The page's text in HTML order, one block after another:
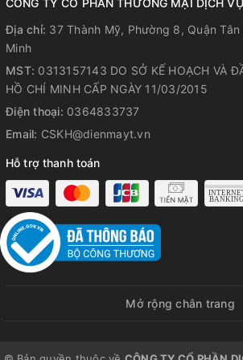
mẫu mã đa dạng, sử dụng lâu
bền và giá cả vô cùng hợp lý
trên nền công nghệ và quy trình
chắn, dễ dàng di chuyển tới mọi
hoạt động êm ái
CÔNG TY CỔ PHẦN THƯƠNG MẠI DỊCH
Địa chỉ: 37 Thành Mỹ, Phường 8, Quận Tân
Minh
MST: 0313157143 DO SỞ KẾ HOẠCH VÀ
HỒ CHÍ MINH CẤP NGÀY 11/03/2015
Điện thoại: 0364833737
Email: CSKH@dienmayt.vn
Hỗ trợ thanh toán
Mở rộng chân trang